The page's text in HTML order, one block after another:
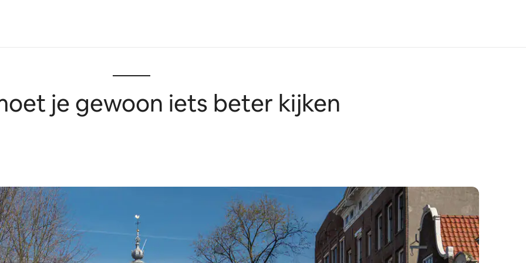
je gewoon iets beter kijken